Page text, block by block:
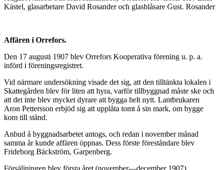
Kästel, glasarbetare David Rosander och glasblåsare Gust. Rosander
Affären i Orrefors.
Den 17 augusti 1907 blev Orrefors Kooperativa förening u. p. a.
införd i föreningsregistret.
Vid närmare undersökning visade det sig, att den tilltänkta lokalen i
Skattegården blev för liten att hyra, varför tillbyggnad måste ske och
att det inte blev mycket dyrare att bygga helt nytt. Lantbrukaren
Aron Pettersson erbjöd sig att upplåta tomt å sin mark, om bygge
kom till stånd.
Anbud å byggnadsarbetet antogs, och redan i november må­nad
samma år kunde affären öppnas. Dess förste föreståndare blev
Frideborg Bäckström, Garpenberg.
Försäljningen blev första året (november—december 1907)